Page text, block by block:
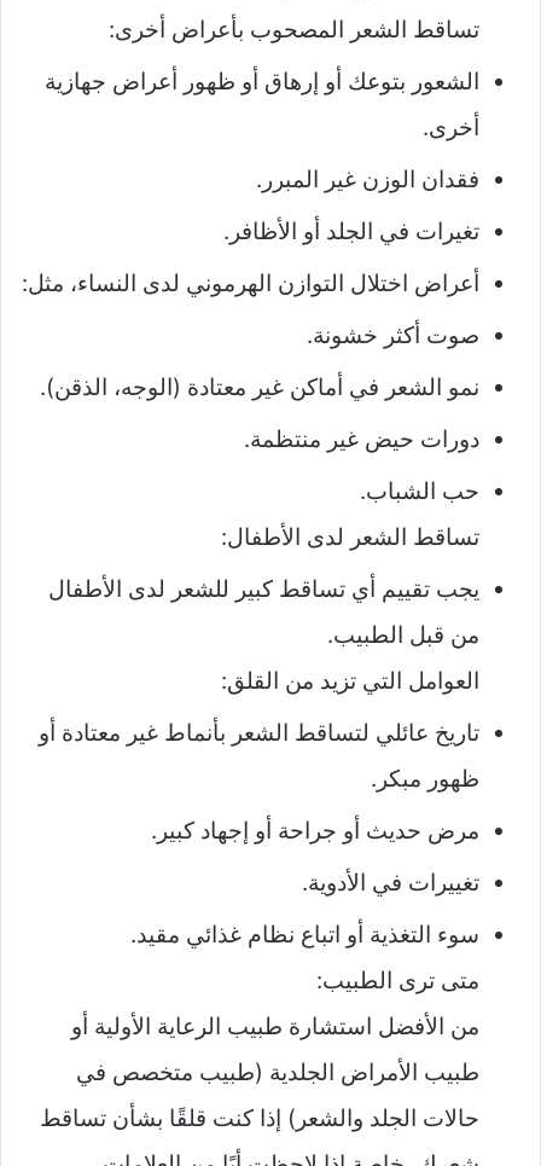
تساقط الشعر المصحوب بأعراض أخرى:
الشعور بتوعك أو إرهاق أو ظهور أعراض جهازية
أخرى.
فقدان الوزن غير المبرر.
تغيرات في الجلد أو الأظافر.
أعراض اختلال التوازن الهرموني لدى النساء، مثل:
صوت أكثر خشونة.
نمو الشعر في أماكن غير معتادة (الوجه، الذقن).
دورات حيض غير منتظمة.
حب الشباب.
تساقط الشعر لدى الأطفال:
يجب تقييم أي تساقط كبير للشعر لدى الأطفال
من قبل الطبيب.
العوامل التي تزيد من القلق:
تاريخ عائلي لتساقط الشعر بأنماط غير معتادة أو
ظهور مبكر.
مرض حديث أو جراحة أو إجهاد كبير.
تغييرات في الأدوية.
سوء التغذية أو اتباع نظام غذائي مقيد.
متى ترى الطبيب:
من الأفضل استشارة طبيب الرعاية الأولية أو
طبيب الأمراض الجلدية (طبيب متخصص في
حالات الجلد والشعر) إذا كنت قلقًا بشأن تساقط